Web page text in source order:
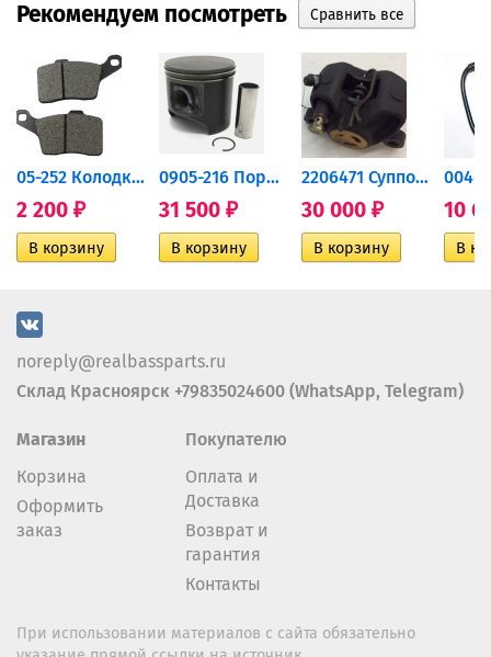
Рекомендуем посмотреть
05-252 Колодки тормозные...
2 200 ₽
0905-216 Поршень Arctic Cat...
31 500 ₽
2206471 Суппорт тормозной...
30 000 ₽ 10
noreply@realbassparts.ru
Склад Красноярск +79835024600 (WhatsApp, Telegram)
Магазин
Корзина
Оформить
заказ
Покупателю
Оплата и
Доставка
Возврат и
гарантия
Контакты
При использовании материалов с сайта обязательно